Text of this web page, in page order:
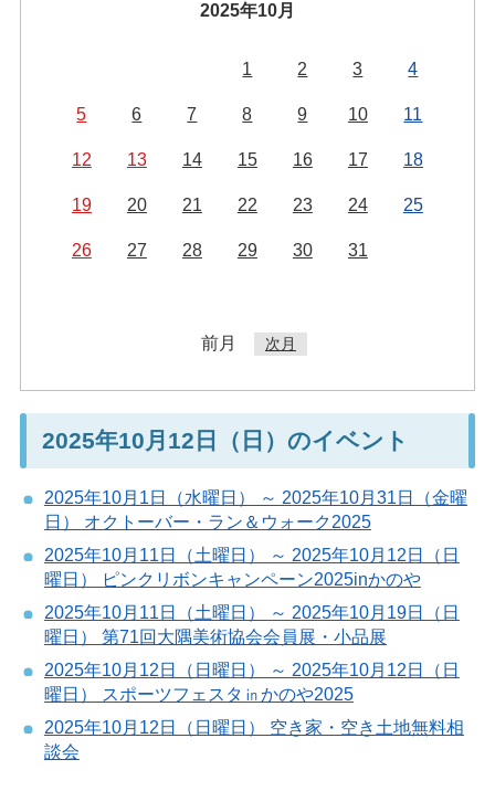
2025年10月
1 2 3 4
5 6 7 8 9 10 11
12 13 14 15 16 17 18
19 20 21 22 23 24 25
26 27 28 29 30 31
前月 次月
2025年10月12日（日）のイベント
2025年10月1日（水曜日） ～ 2025年10月31日（金曜
日） オクトーバー・ラン＆ウォーク2025
2025年10月11日（土曜日） ～ 2025年10月12日（日
曜日） ピンクリボンキャンペーン2025inかのや
2025年10月11日（土曜日） ～ 2025年10月19日（日
曜日） 第71回大隅美術協会会員展・小品展
2025年10月12日（日曜日） ～ 2025年10月12日（日
曜日） スポーツフェスタ㏌かのや2025
2025年10月12日（日曜日） 空き家・空き土地無料相
談会